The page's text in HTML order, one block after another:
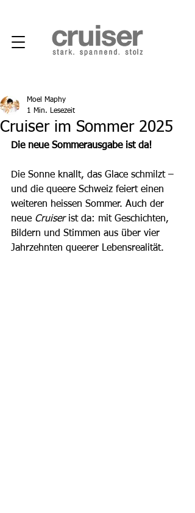
Cruiser im Sommer 2025
Moel Maphy
1 Min. Lesezeit
Die neue Sommerausgabe ist da!
Die Sonne knallt, das Glace schmilzt –
und die queere Schweiz feiert einen
weiteren heissen Sommer. Auch der
neue Cruiser ist da: mit Geschichten,
Bildern und Stimmen aus über vier
Jahrzehnten queerer Lebensrealität.